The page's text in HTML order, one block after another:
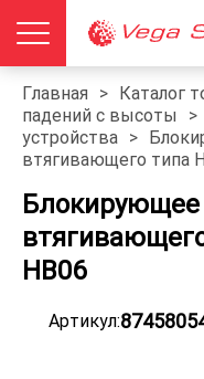
Главная > Каталог
падений с высоты
>
устройства >
втягивающего типа
Блокирующее
HB06
Артикул: